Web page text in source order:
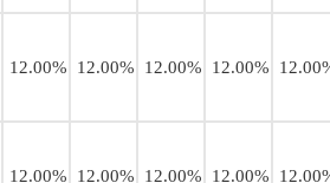
12.00% 12.00% 12.00% 12.00%
12.00% 12.00% 12.00% 12.00%